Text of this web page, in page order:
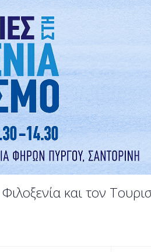
και τον